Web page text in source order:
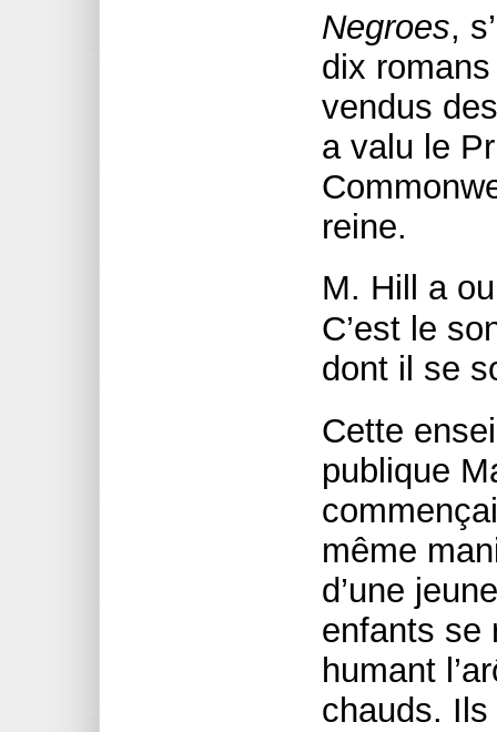
Negroes,
dix
vendus
a valu le
reine.
M. Hill a
C’est le
dont il se
Cette
publique
même
d’une
enfants se
humant
chauds.